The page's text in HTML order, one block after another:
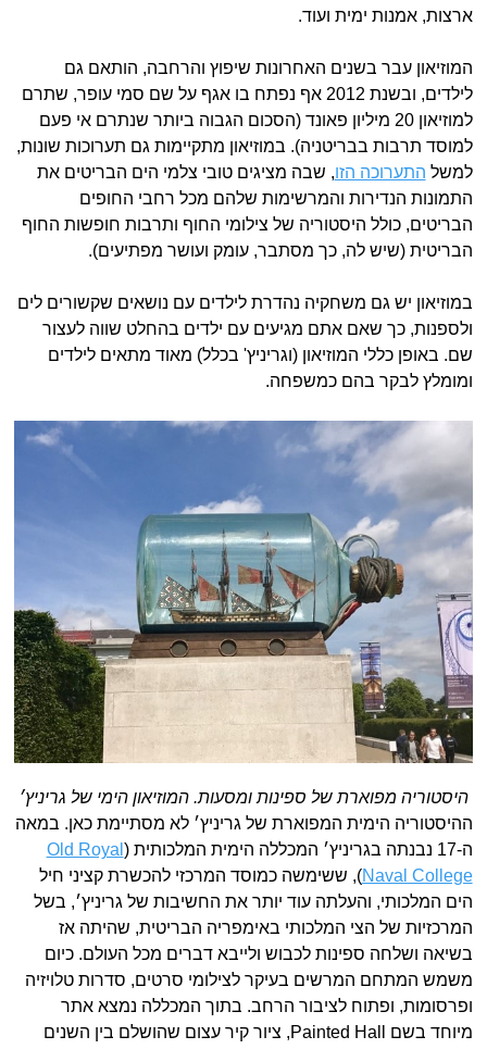
ארצות, אמנות ימית ועוד.
המוזיאון עבר בשנים האחרונות שיפוץ והרחבה, הותאם גם
לילדים, ובשנת 2012 אף נפתח בו אגף על שם סמי עופר, שתרם
למוזיאון 20 מיליון פאונד (הסכום הגבוה ביותר שנתרם אי פעם
למוסד תרבות בבריטניה). במוזיאון מתקיימות גם תערוכות שונות,
למשל התערוכה הזו, שבה מציגים טובי צלמי הים הבריטים את
התמונות הנדירות והמרשימות שלהם מכל רחבי החופים
הבריטים, כולל היסטוריה של צילומי החוף ותרבות חופשות החוף
הבריטית (שיש לה, כך מסתבר, עומק ועושר מפתיעים).
במוזיאון יש גם משחקיה נהדרת לילדים עם נושאים שקשורים לים
ולספנות, כך שאם אתם מגיעים עם ילדים בהחלט שווה לעצור
שם. באופן כללי המוזיאון (וגריניץ' בכלל) מאוד מתאים לילדים
ומומלץ לבקר בהם כמשפחה.
היסטוריה מפוארת של ספינות ומסעות. המוזיאון הימי של גריניץ׳
ההיסטוריה הימית המפוארת של גריניץ׳ לא מסתיימת כאן. במאה
ה-17 נבנתה בגריניץ׳ המכללה הימית המלכותית (
Old Royal
Naval College), ששימשה כמוסד המרכזי להכשרת קציני חיל
הים המלכותי, והעלתה עוד יותר את החשיבות של גריניץ׳, בשל
המרכזיות של הצי המלכותי באימפריה הבריטית, שהיתה אז
בשיאה ושלחה ספינות לכבוש ולייבא דברים מכל העולם. כיום
משמש המתחם המרשים בעיקר לצילומי סרטים, סדרות טלויזיה
ופרסומות, ופתוח לציבור הרחב. בתוך המכללה נמצא אתר
מיוחד בשם Painted Hall, ציור קיר עצום שהושלם בין השנים